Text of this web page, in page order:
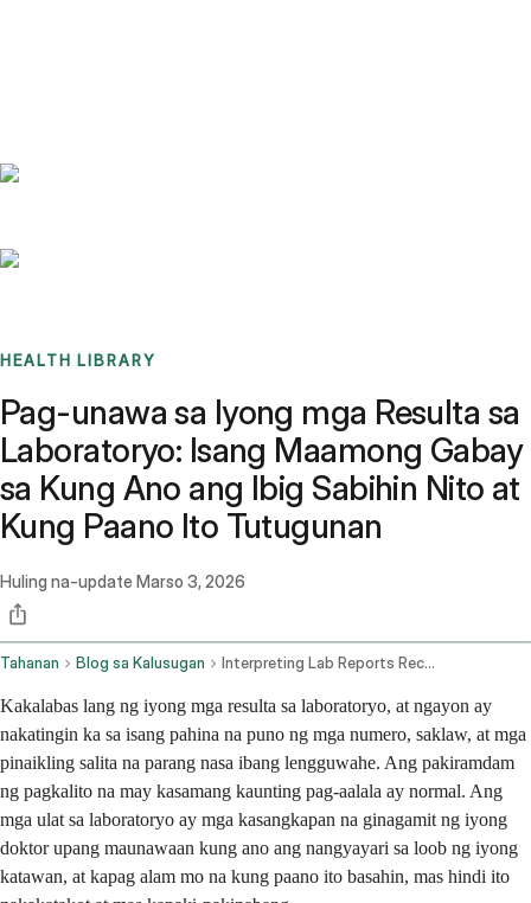
HEALTH LIBRARY
Pag-unawa sa Iyong mga Resulta sa
Laboratoryo: Isang Maamong Gabay
sa Kung Ano ang Ibig Sabihin Nito at
Kung Paano Ito Tutugunan
Huling na-update Marso 3, 2026
Tahanan Blog sa Kalusugan Interpreting Lab Reports Recommendations And Lifestyle Advice
Kakalabas lang ng iyong mga resulta sa laboratoryo, at ngayon ay
nakatingin ka sa isang pahina na puno ng mga numero, saklaw, at mga
pinaikling salita na parang nasa ibang lengguwahe. Ang pakiramdam
ng pagkalito na may kasamang kaunting pag-aalala ay normal. Ang
mga ulat sa laboratoryo ay mga kasangkapan na ginagamit ng iyong
doktor upang maunawaan kung ano ang nangyayari sa loob ng iyong
katawan, at kapag alam mo na kung paano ito basahin, mas hindi ito